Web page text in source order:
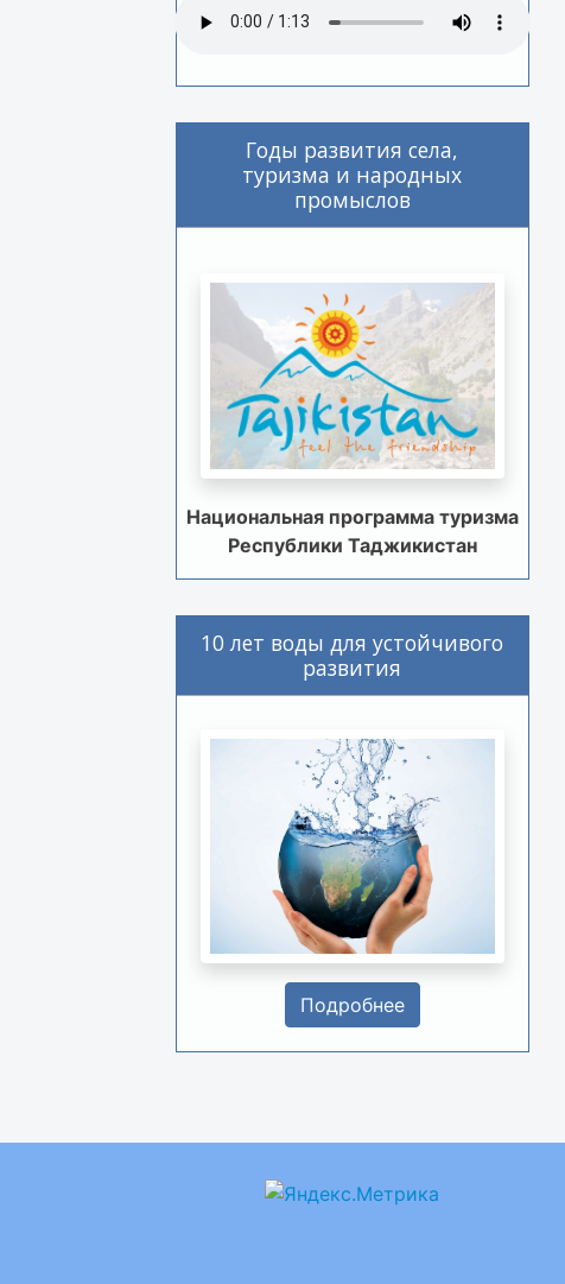
Годы развития села,
туризма и народных
промыслов
Национальная программа туризма
Республики Таджикистан
10 лет воды для устойчивого
развития
Подробнее